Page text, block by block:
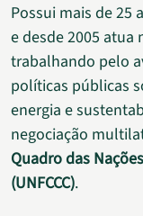
Possui mais de 25
e desde 2005 atua
trabalhando pelo
políticas públicas
energia e
negociação
Quadro das
(UNFCCC).